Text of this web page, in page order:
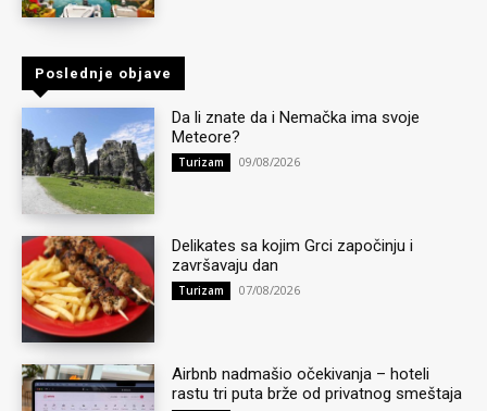
Poslednje objave
Da li znate da i Nemačka ima svoje
Meteore?
Turizam 09/08/2026
Delikates sa kojim Grci započinju i
završavaju dan
Turizam 07/08/2026
Airbnb nadmašio očekivanja – hoteli
rastu tri puta brže od privatnog smeštaja